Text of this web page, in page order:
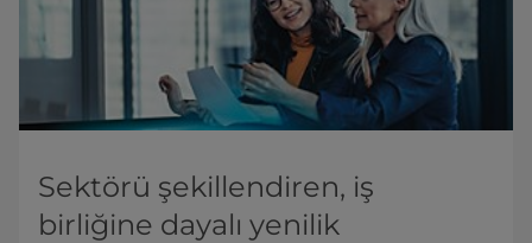
Sektörü şekillendiren, iş
birliğine dayalı yenilik